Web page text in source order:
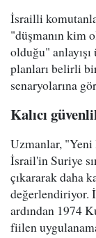
İsrailli
"düşmanın kim
olduğu"
planları belirli
senaryolarına
Kalıcı
Uzmanlar, "Yeni
İsrail'in Suriye
çıkararak daha
değerlendiriyor.
ardından 1974
fiilen